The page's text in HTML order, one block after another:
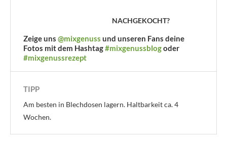
NACHGEKOCHT?
Zeige uns @mixgenuss und unseren Fans deine
Fotos mit dem Hashtag#mixgenussblogoder
#mixgenussrezept
TIPP
Am besten in Blechdosen lagern. Haltbarkeit ca. 4
Wochen.